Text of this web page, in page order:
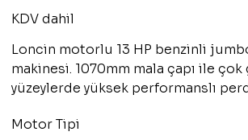
KDV dahil
Loncin motorlu 13 HP benzinli
makinesi. 1070mm mala çapı ile çok
yüzeylerde yüksek performanslı
Motor Tipi